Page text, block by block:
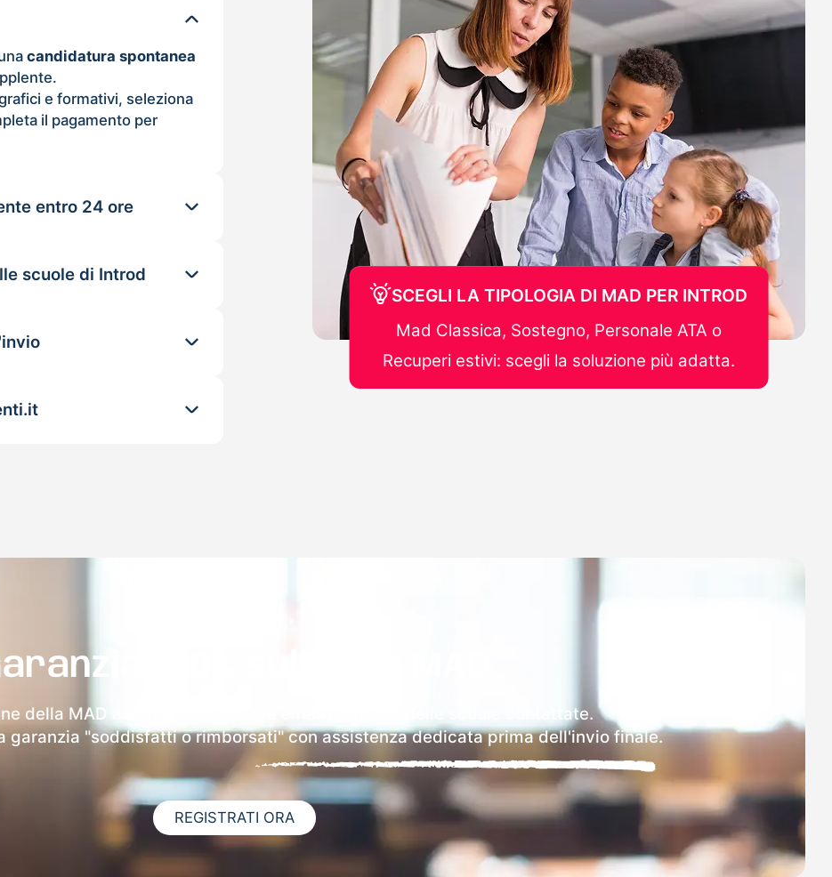
candidatura spontanea
e formativi, seleziona
il pagamento per
entro 24 ore
scuole di Introd
SCEGLI LA TIPOLOGIA DI MAD PER INTROD
Mad Classica, Sostegno, Personale ATA o
Recuperi estivi: scegli la soluzione più adatta.
100% sulla tua MAD
della MAD a Introd riceverai via email i dettagli delle scuole contattate.
garanzia "soddisfatti o rimborsati" con assistenza dedicata prima dell'invio finale.
REGISTRATI ORA